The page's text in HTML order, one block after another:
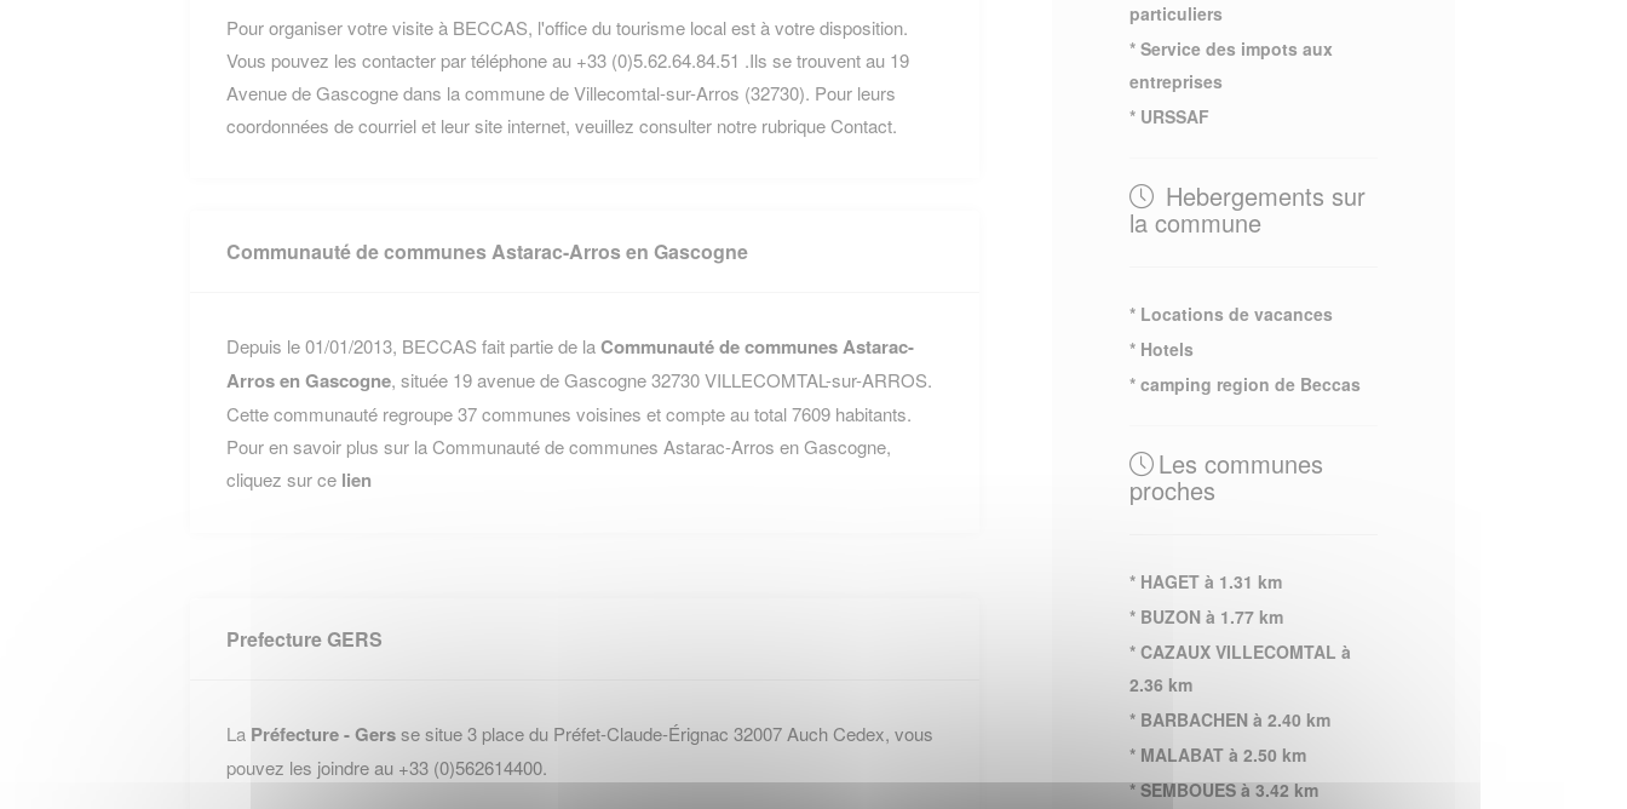
Pour organiser votre visite à BECCAS, l'office du tourisme local est à votre disposition.
Vous pouvez les contacter par téléphone au +33 (0)5.62.64.84.51 .Ils se trouvent au 19
Avenue de Gascogne dans la commune de Villecomtal-sur-Arros (32730). Pour leurs
coordonnées de courriel et leur site internet, veuillez consulter notre rubrique Contact.
Communauté de communes Astarac-Arros en Gascogne
Depuis le 01/01/2013, BECCAS fait partie de laCommunauté de communes Astarac-
Arros en Gascogne, située 19 avenue de Gascogne 32730 VILLECOMTAL-sur-ARROS.
Cette communauté regroupe 37 communes voisines et compte au total 7609 habitants.
Pour en savoir plus sur la Communauté de communes Astarac-Arros en Gascogne,
cliquez sur ce lien
Prefecture GERS
La Préfecture - Gersse situe 3 place du Préfet-Claude-Érignac 32007 Auch Cedex, vous
pouvez les joindre au +33 (0)562614400.
particuliers
* Service des impots aux
entreprises
* URSSAF
Hebergements sur
la commune
* Locations de vacances
* Hotels
* camping region de Beccas
Les communes
proches
* HAGET à 1.31 km
* BUZON à 1.77 km
* CAZAUX VILLECOMTAL à
2.36 km
* BARBACHEN à 2.40 km
* MALABAT à 2.50 km
* SEMBOUES à 3.42 km